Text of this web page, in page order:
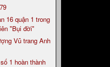
16 quận 1 trong
"Bụi đời"
Vũ trang Anh
1 hoàn thành